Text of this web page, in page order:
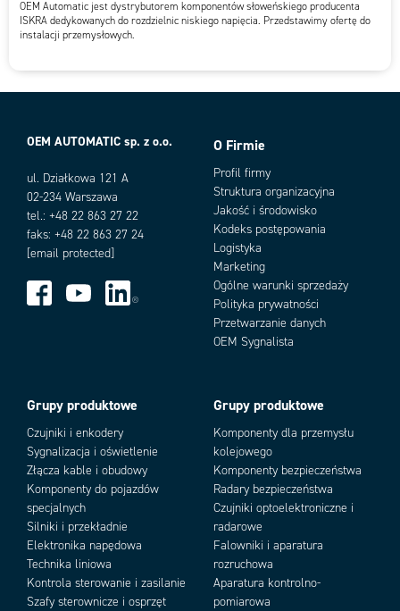
OEM Automatic jest dystrybutorem komponentów słoweńskiego producenta
ISKRA dedykowanych do rozdzielnic niskiego napięcia. Przedstawimy ofertę do
instalacji przemysłowych.
OEM AUTOMATIC sp. z o.o.
ul. Działkowa 121 A
02-234 Warszawa
tel.: +48 22 863 27 22
faks: +48 22 863 27 24
[email protected]
O Firmie
Profil firmy
Struktura organizacyjna
Jakość i środowisko
Kodeks postępowania
Logistyka
Marketing
Ogólne warunki sprzedaży
Polityka prywatności
Przetwarzanie danych
OEM Sygnalista
Grupy produktowe
Czujniki i enkodery
Sygnalizacja i oświetlenie
Złącza kable i obudowy
Komponenty do pojazdów
specjalnych
Silniki i przekładnie
Elektronika napędowa
Technika liniowa
Kontrola sterowanie i zasilanie
Szafy sterownicze i osprzęt
Grupy produktowe
Komponenty dla przemysłu
kolejowego
Komponenty bezpieczeństwa
Radary bezpieczeństwa
Czujniki optoelektroniczne i
radarowe
Falowniki i aparatura
rozruchowa
Aparatura kontrolno-
pomiarowa